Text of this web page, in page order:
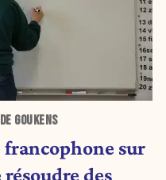
GOUKENS
francophone sur
des